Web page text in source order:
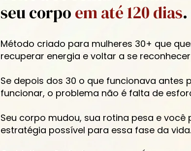
seu corpo em até 120 dias.
Método criado para mulheres 30+ que
recuperar energia e voltar a se
Se depois dos 30 o que funcionava antes
funcionar, o problema não é falta de
Seu corpo mudou, sua rotina pesa e você
estratégia possível para essa fase da vida.